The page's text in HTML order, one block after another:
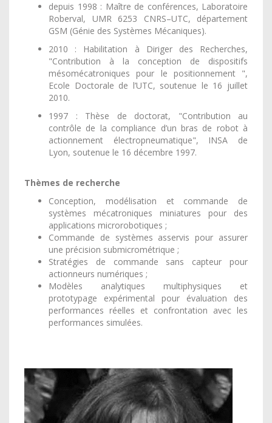
depuis 1998 : Maître de conférences, Laboratoire
Roberval, UMR 6253 CNRS–UTC, département
GSM (Génie des Systèmes Mécaniques).
2010 : Habilitation à Diriger des Recherches,
"Contribution à la conception de dispositifs
mésomécatroniques pour le positionnement ",
Ecole Doctorale de l’UTC, soutenue le 16 juillet
2010.
1997 : Thèse de doctorat, "Contribution au
contrôle de la compliance d’un bras de robot à
actionnement électropneumatique", INSA de
Lyon, soutenue le 16 décembre 1997.
Thèmes de recherche
Conception, modélisation et commande de
systèmes mécatroniques miniatures pour des
applications microrobotiques ;
Commande de systèmes asservis pour assurer
une précision submicrométrique ;
Stratégies de commande sans capteur pour
actionneurs numériques ;
Modèles analytiques multiphysiques et
prototypage expérimental pour évaluation des
performances réelles et confrontation avec les
performances simulées.